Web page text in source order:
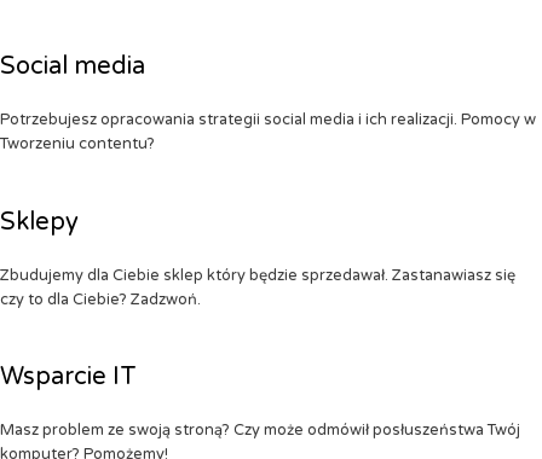
Social media
Potrzebujesz opracowania strategii social media i ich realizacji. Pomocy w
Tworzeniu contentu?
Sklepy
Zbudujemy dla Ciebie sklep który będzie sprzedawał. Zastanawiasz się
czy to dla Ciebie? Zadzwoń.
Wsparcie IT
Masz problem ze swoją stroną? Czy może odmówił posłuszeństwa Twój
komputer? Pomożemy!